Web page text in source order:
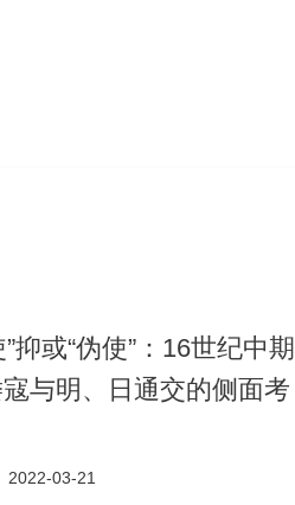
抑或“伪使”：16世纪中期
与明、日通交的侧面考
2022-03-21